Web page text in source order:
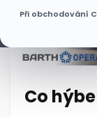
Při obchodování
Co